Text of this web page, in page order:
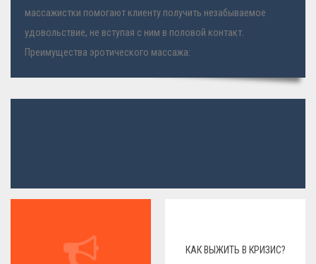
массажистки помогают клиенту получить незабываемое
удовольствие, не вступая с ним в половой контакт.
Преимущества эротического массажа:
КАК ВЫЖИТЬ В КРИЗИС?